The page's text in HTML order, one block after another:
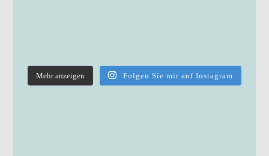
Mehr anzeigen Folgen Sie mir auf Instagram